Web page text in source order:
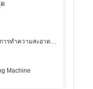
การทำความสะอาด, ผงซักฟอก
Machine